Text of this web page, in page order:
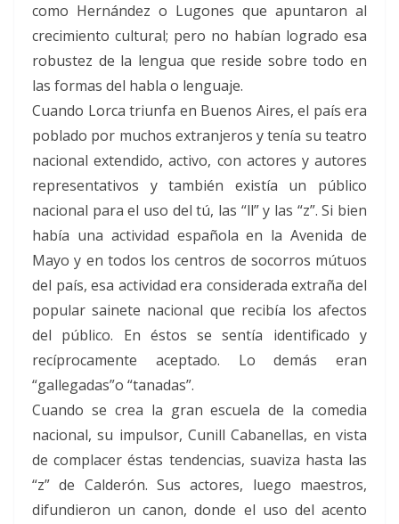
como Hernández o Lugones que apuntaron al
crecimiento cultural; pero no habían logrado esa
robustez de la lengua que reside sobre todo en
las formas del habla o lenguaje.
Cuando Lorca triunfa en Buenos Aires, el país era
poblado por muchos extranjeros y tenía su teatro
nacional extendido, activo, con actores y autores
representativos y también existía un público
nacional para el uso del tú, las “ll” y las “z”. Si bien
había una actividad española en la Avenida de
Mayo y en todos los centros de socorros mútuos
del país, esa actividad era considerada extraña del
popular sainete nacional que recibía los afectos
del público. En éstos se sentía identificado y
recíprocamente aceptado. Lo demás eran
“gallegadas”o “tanadas”.
Cuando se crea la gran escuela de la comedia
nacional, su impulsor, Cunill Cabanellas, en vista
de complacer éstas tendencias, suaviza hasta las
“z” de Calderón. Sus actores, luego maestros,
difundieron un canon, donde el uso del acento